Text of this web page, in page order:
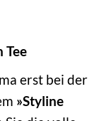
Tee
erst bei der
»Styline